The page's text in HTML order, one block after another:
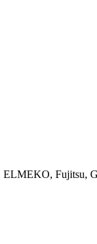
ELMEKO, Fujitsu,